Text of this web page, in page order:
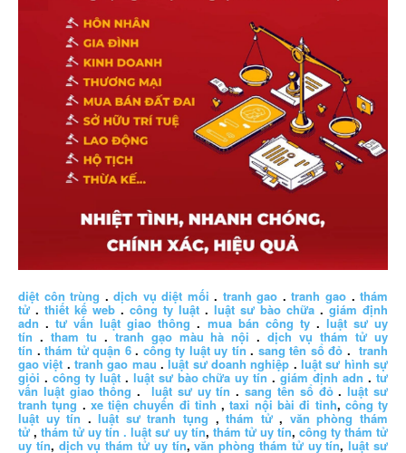
diệt côn trùng .dịch vụ diệt mối . tranh gao .tranh gao .thám
tử. thiết kế web . công ty luật . luật sư bào chữa .giám định
adn .tư vấn luật giao thông. mua bán công ty. luật sư uy
tín . tham tu .tranh gạo màu hà nội .dịch vụ thám tử uy
tín .thám tử quận 6. công ty luật uy tín . sang tên sổ đỏ .tranh
gao việt .tranh gao mau .luật sư doanh nghiệp .luật sư hình sự
giỏi . công ty luật. luật sư bào chữa uy tín .giám định adn .tư
vấn luật giao thông .luật sư uy tín .sang tên sổ đỏ.luật sư
tranh tụng . xe tiện chuyến đi tỉnh ,taxi nội bài đi tỉnh, công ty
luật uy tín .luật sư tranh tụng ,thám tử, văn phòng thám
tử,thám tử uy tín . luật sư uy tín, thám tử uy tín, công ty thám tử
uy tín, dịch vụ thám tử uy tín,văn phòng thám tử uy tín,luật sư